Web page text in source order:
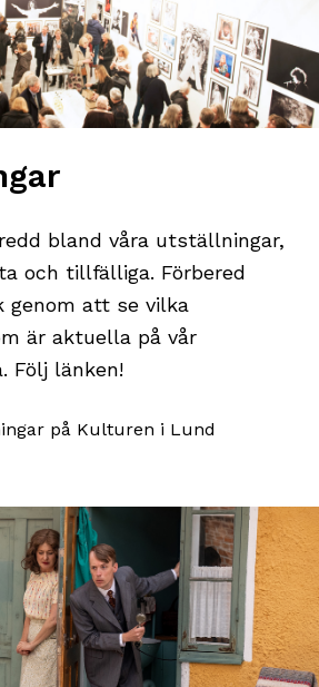
bland våra utställningar,
och tillfälliga. Förbered
genom att se vilka
är aktuella på vår
Följ länken!
på Kulturen i Lund